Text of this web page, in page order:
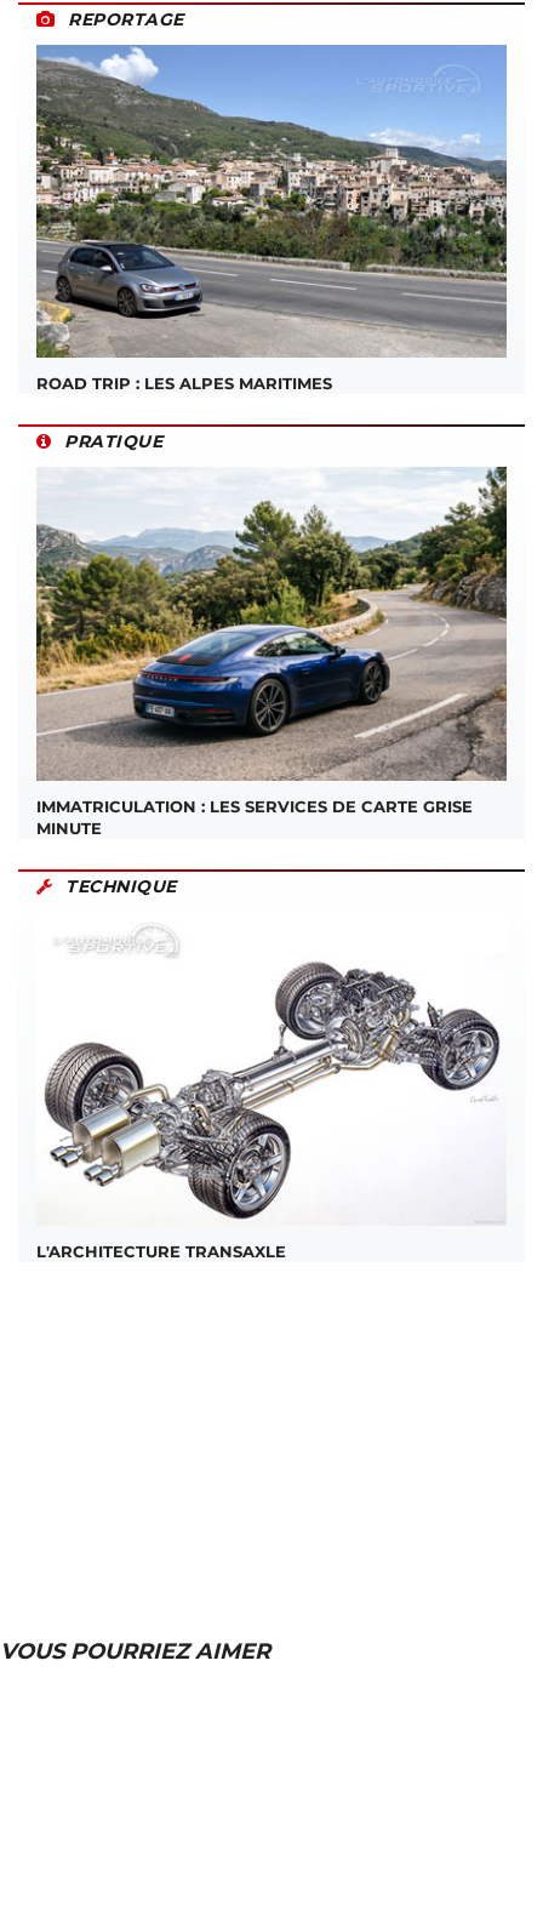
REPORTAGE
ROAD TRIP : LES ALPES MARITIMES
PRATIQUE
IMMATRICULATION : LES SERVICES DE CARTE GRISE
MINUTE
TECHNIQUE
L'ARCHITECTURE TRANSAXLE
VOUS POURRIEZ AIMER